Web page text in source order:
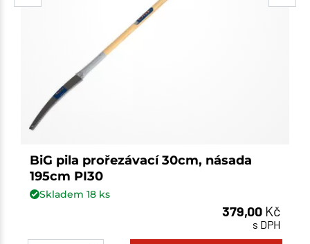
BiG pila prořezávací 30cm, násada
195cm PI30
Skladem 18ks
379,00 Kč
s DPH